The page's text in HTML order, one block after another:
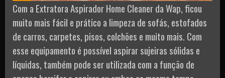
Com a Extratora Aspirador Home Cleaner da Wap, ficou
muito mais fácil e prático a limpeza de sofás, estofados
de carros, carpetes, pisos, colchões e muito mais. Com
esse equipamento é possível aspirar sujeiras sólidas e
líquidas, também pode ser utilizada com a função de